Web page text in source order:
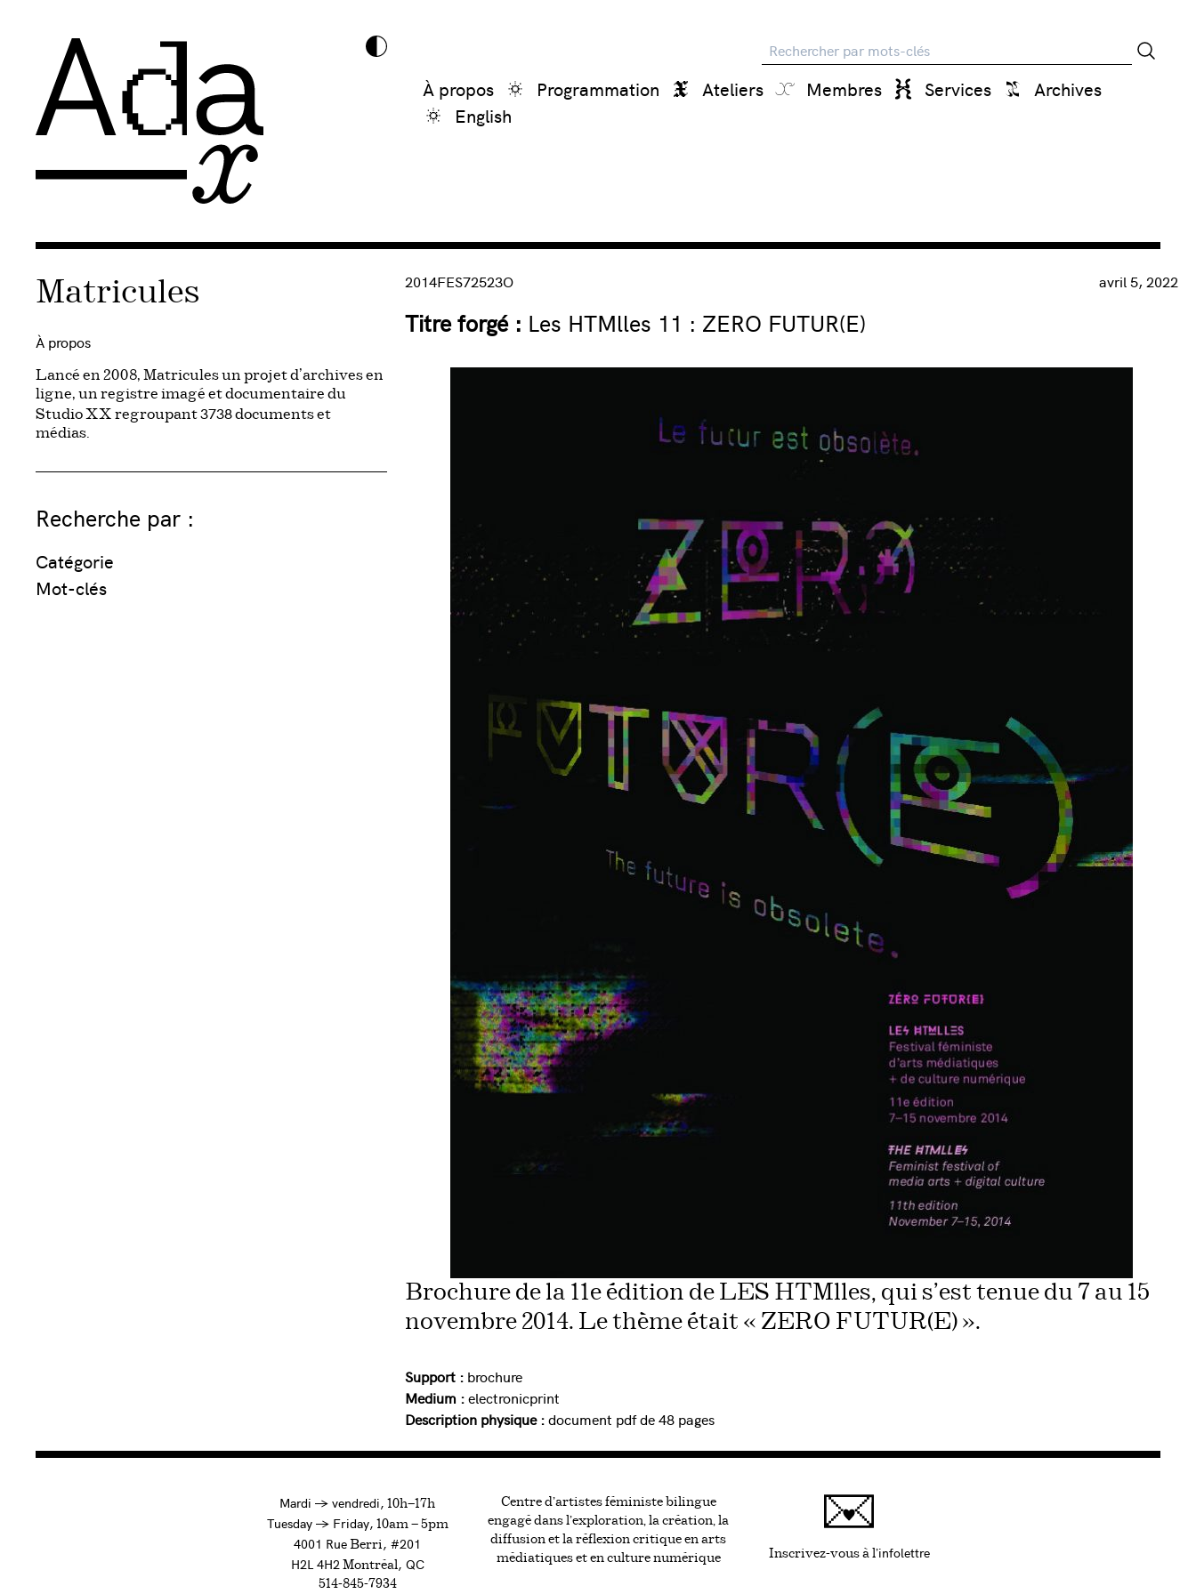
Recherche
À propos Programmation Ateliers Membres Services
Archives
English
Matricules
À propos
Lancé en 2008, Matricules un projet d’archives en
ligne, un registre imagé et documentaire du
Studio XX regroupant3738documents et
médias.
Recherche par :
Catégorie
Mot-clés
2014FES72523O avril 5, 2022
Titre forgé : Les HTMlles 11 : ZERO FUTUR(E)
Brochure de la 11e édition de LES HTMlles, qui s’est tenue du 7 au 15
novembre 2014. Le thème était « ZERO FUTUR(E) ».
Support :brochure
Medium :electronicprint
Description physique :document pdf de 48 pages
Mardi →àvendredi, 10h—17h
Tuesday →to
Friday, 10am — 5pm
4001 Rue Berri, #201
H2L 4H2Montréal, QC
514-845-7934
Centre d’artistes féministe bilingue
engagé dans l’exploration, la création, la
diffusion et la réflexion critique en arts
médiatiques et en culture numérique
Inscrivez-vous à l'infolettreCe lien s'ouvrira dans une nouvelle fenêtre